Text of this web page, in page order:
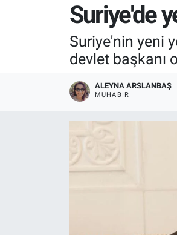
Suriye'de
Suriye'nin yeni
devlet başkanı
ALEYNA ARSLANBAŞ
MUHABIR